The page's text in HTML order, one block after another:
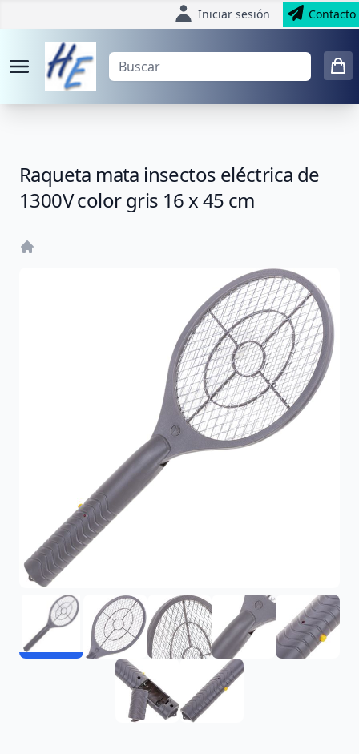
Iniciar sesión Contacto
Raqueta mata insectos eléctrica de
1300V color gris 16 x 45 cm